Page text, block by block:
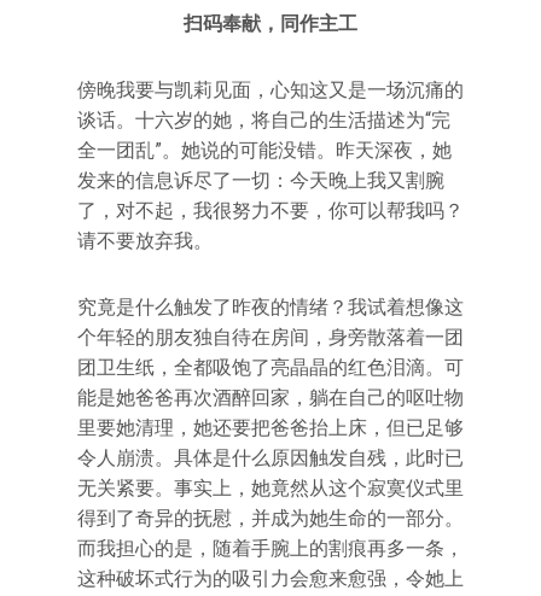
扫码奉献，同作主工
傍晚我要与凯莉见面，心知这又是一场沉痛的
谈话。十六岁的她，将自己的生活描述为“完
全一团乱”。她说的可能没错。昨天深夜，她
发来的信息诉尽了一切：今天晚上我又割腕
了，对不起，我很努力不要，你可以帮我吗？
请不要放弃我。
究竟是什么触发了昨夜的情绪？我试着想像这
个年轻的朋友独自待在房间，身旁散落着一团
团卫生纸，全都吸饱了亮晶晶的红色泪滴。可
能是她爸爸再次酒醉回家，躺在自己的呕吐物
里要她清理，她还要把爸爸抬上床，但已足够
令人崩溃。具体是什么原因触发自残，此时已
无关紧要。事实上，她竟然从这个寂寞仪式里
得到了奇异的抚慰，并成为她生命的一部分。
而我担心的是，随着手腕上的割痕再多一条，
这种破坏式行为的吸引力会愈来愈强，令她上